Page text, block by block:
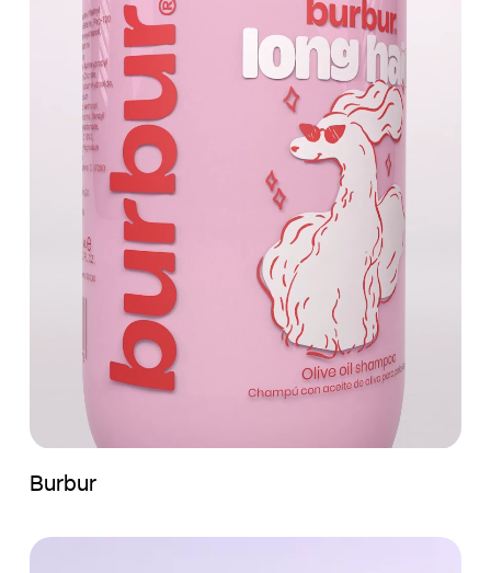
Cosmética
Cultura
Educación
Hostelería
Industria
Legal
Moda
Música
Pirotecnia
Burbur